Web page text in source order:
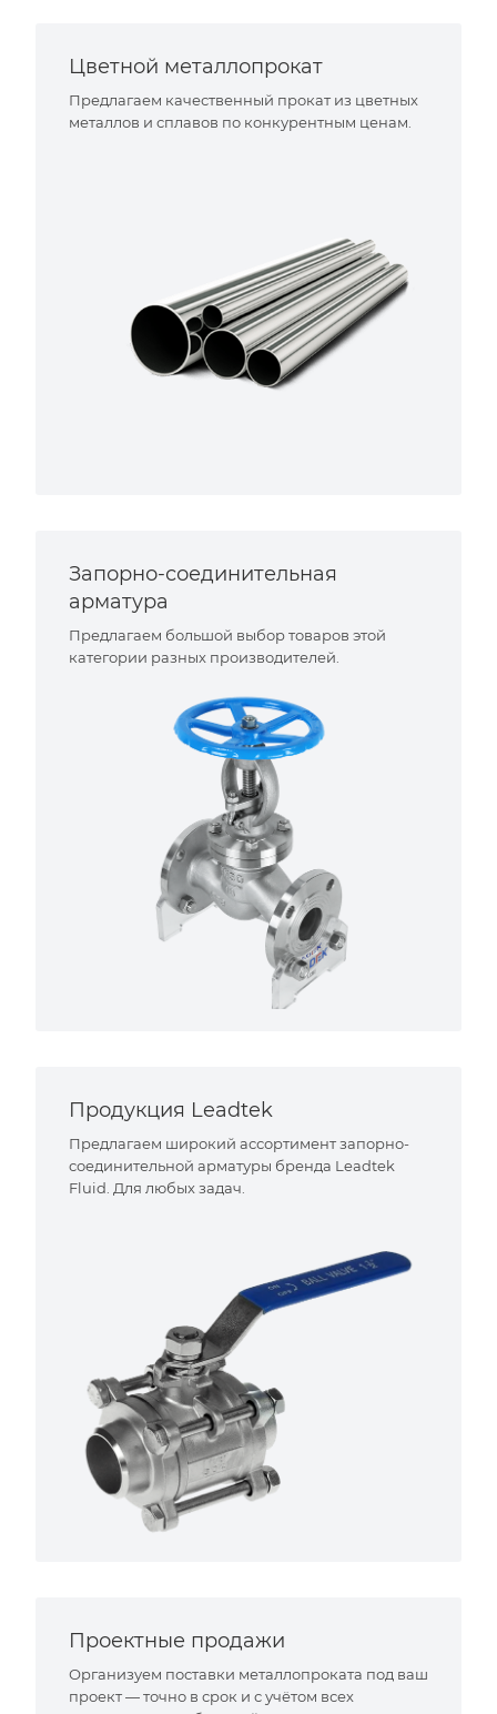
Цветной металлопрокат
Предлагаем качественный прокат из цветных
металлов и сплавов по конкурентным ценам.
Запорно-соединительная
арматура
Предлагаем большой выбор товаров этой
категории разных производителей.
Продукция Leadtek
Предлагаем широкий ассортимент запорно-
соединительной арматуры бренда Leadtek
Fluid. Для любых задач.
Проектные продажи
Организуем поставки металлопроката под ваш
проект — точно в срок и с учётом всех